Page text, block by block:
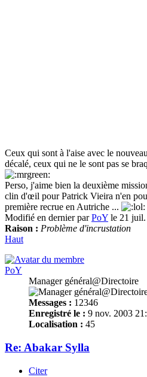
Ceux qui sont à l'aise avec le
décalé, ceux qui ne le sont pas se
Perso, j'aime bien la deuxième
clin d'œil pour Patrick Vieira n'en
première recrue en Autriche ...
Modifié en dernier parPoY le 21
Raison : Problème d'incrustation
Haut
PoY
Manager général@Directoire
Messages : 12346
Enregistré le : 9 nov. 2003
Localisation : 45
Re: Abakar Sylla
Citer